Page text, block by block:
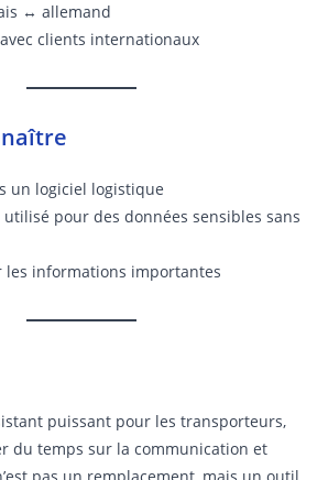
↔ allemand
clients internationaux
un logiciel logistique
pour des données sensibles sans
les informations importantes
puissant pour les transporteurs,
du temps sur la communication et